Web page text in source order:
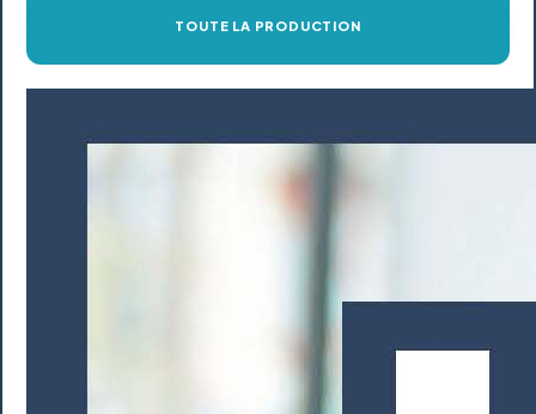
TOUTE LA PRODUCTION